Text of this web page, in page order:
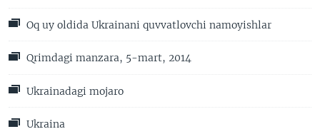
Oq uy oldida Ukrainani quvvatlovchi namoyishlar
Qrimdagi manzara, 5-mart, 2014
Ukrainadagi mojaro
Ukraina